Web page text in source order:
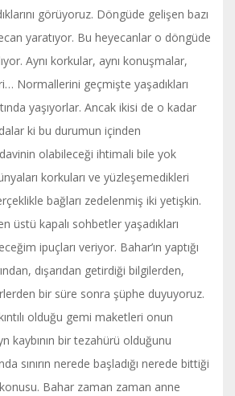
görüyoruz. Döngüde gelişen bazı
yaratıyor. Bu heyecanlar o döngüde
Aynı korkular, aynı konuşmalar,
Normallerini geçmişte yaşadıkları
yaşıyorlar. Ancak ikisi de o kadar
ki bu durumun içinden
olabileceği ihtimali bile yok
korkuları ve yüzleşemedikleri
bağları zedelenmiş iki yetişkin.
üstü kapalı sohbetler yaşadıkları
ipuçları veriyor. Bahar’ın yaptığı
dışarıdan getirdiği bilgilerden,
bir süre sonra şüphe duyuyoruz.
olduğu gemi maketleri onun
kaybının bir tezahürü olduğunu
sınırın nerede başladığı nerede bittiği
Bahar zaman zaman anne